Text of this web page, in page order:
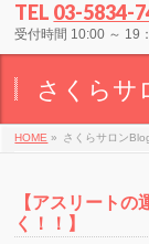
TEL 03-5834-
受付時間 10:00 ～ 19
さくらサ
HOME » さくらサロン
【アスリート
く！！】